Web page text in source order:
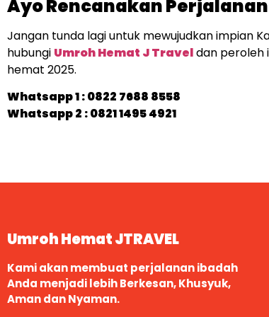
Ayo Rencanakan
Jangan tunda lagi untuk mewujudkan impian
hubungi Umroh Hemat J Traveldan peroleh
hemat 2025.
Whatsapp 1 :0822 7688 8558
Whatsapp 2 : 0821 1495 4921
Umroh Hemat JTRAVEL
Kami akan membuat perjalanan ibadah
Anda menjadi lebih Berkesan, Khusyuk,
Aman dan Nyaman.